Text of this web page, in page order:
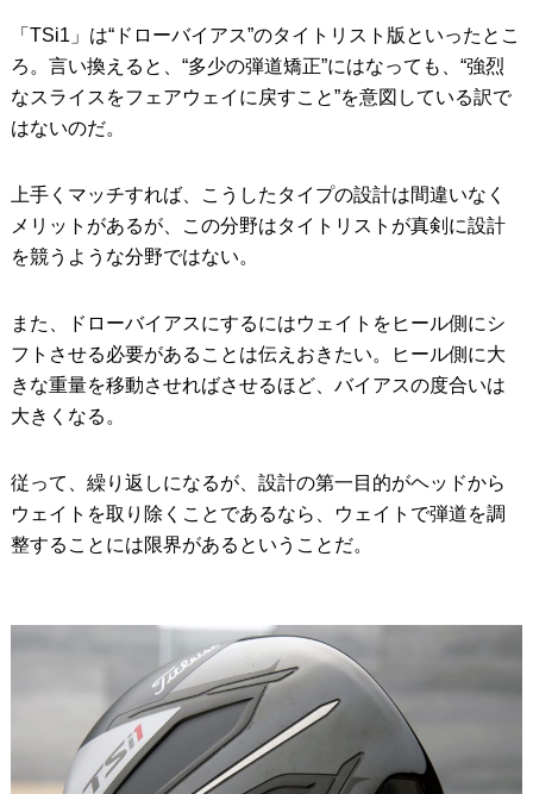
「TSi1」は“ドローバイアス”のタイトリスト版といったとこ
ろ。言い換えると、“多少の弾道矯正”にはなっても、“強烈
なスライスをフェアウェイに戻すこと”を意図している訳で
はないのだ。
上手くマッチすれば、こうしたタイプの設計は間違いなく
メリットがあるが、この分野はタイトリストが真剣に設計
を競うような分野ではない。
また、ドローバイアスにするにはウェイトをヒール側にシ
フトさせる必要があることは伝えおきたい。ヒール側に大
きな重量を移動させればさせるほど、バイアスの度合いは
大きくなる。
従って、繰り返しになるが、設計の第一目的がヘッドから
ウェイトを取り除くことであるなら、ウェイトで弾道を調
整することには限界があるということだ。